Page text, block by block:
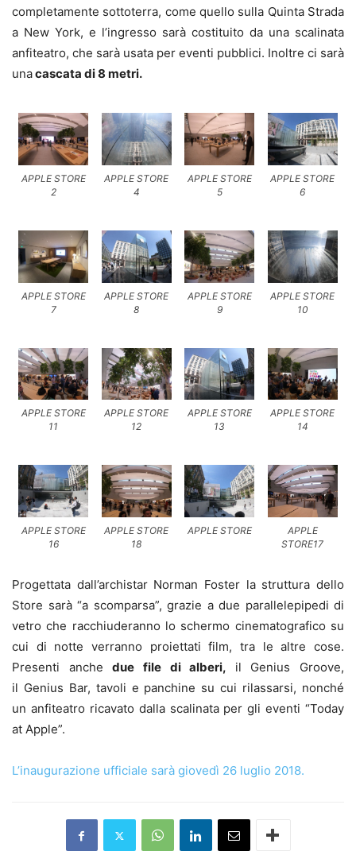
completamente sottoterra, come quello sulla Quinta Strada
a New York, e l’ingresso sarà costituito da una scalinata
anfiteatro, che sarà usata per eventi pubblici. Inoltre ci sarà
unacascata di 8 metri.
APPLE STORE
2
APPLE STORE
4
APPLE STORE
5
APPLE STORE
6
APPLE STORE
7
APPLE STORE
8
APPLE STORE
9
APPLE STORE
10
APPLE STORE
11
APPLE STORE
12
APPLE STORE
13
APPLE STORE
14
APPLE STORE
16
APPLE STORE
18
APPLE STORE
APPLE
STORE17
Progettata dall’archistar Norman Foster la struttura dello
Store sarà “a scomparsa”, grazie a due parallelepipedi di
vetro che racchiuderanno lo schermo cinematografico su
cui di notte verranno proiettati film, tra le altre cose.
Presenti anchedue file di alberi, il Genius Groove,
il Genius Bar, tavoli e panchine su cui rilassarsi, nonché
un anfiteatro ricavato dalla scalinata per gli eventi “Today
at Apple”.
L’inaugurazione ufficiale sarà giovedì 26 luglio 2018.